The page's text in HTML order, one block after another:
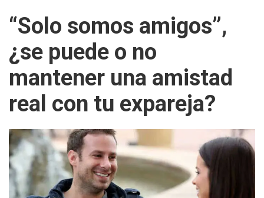
“Solo somos amigos”,
¿se puede o no
mantener una amistad
real con tu expareja?